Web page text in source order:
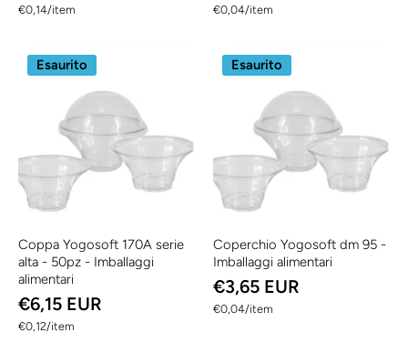
€0,14/
per item €0,04/
per item
Esaurito
Coppa Yogosoft 170A serie
alta - 50pz - Imballaggi
alimentari
€6,15 EUR
€0,12/
per item
Esaurito
Coperchio Yogosoft dm 95 -
Imballaggi alimentari
€3,65 EUR
€0,04/
per item